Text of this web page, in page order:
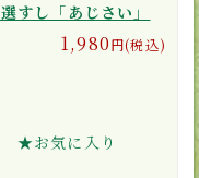
すし「あじさい」
1,980円(税込)
★お気に入り